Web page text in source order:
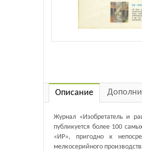
Описание
Журнал «Изобретатель и
публикуется более 100
«ИР», пригодно к
мелкосерийного